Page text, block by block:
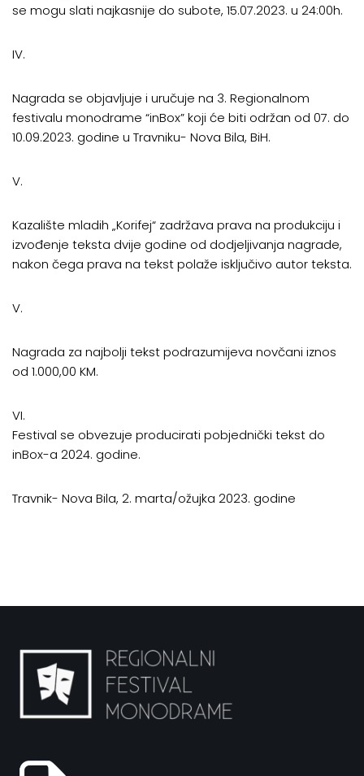
se mogu slati najkasnije do subote, 15.07.2023. u 24:00h.
IV.
Nagrada se objavljuje i uručuje na 3. Regionalnom
festivalu monodrame “inBox” koji će biti održan od 07. do
10.09.2023. godine u Travniku- Nova Bila, BiH.
V.
Kazalište mladih „Korifej“ zadržava prava na produkciju i
izvođenje teksta dvije godine od dodjeljivanja nagrade,
nakon čega prava na tekst polaže isključivo autor teksta.
V.
Nagrada za najbolji tekst podrazumijeva novčani iznos
od 1.000,00 KM.
VI.
Festival se obvezuje producirati pobjednički tekst do
inBox-a 2024. godine.
Travnik- Nova Bila, 2. marta/ožujka 2023. godine